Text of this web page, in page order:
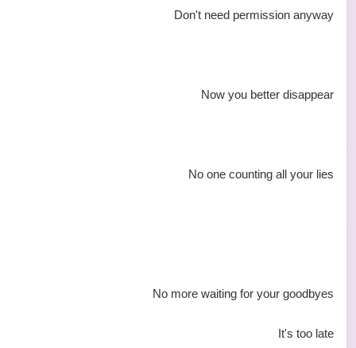
Don't need permission anyway
Now you better disappear
No one counting all your lies
No more waiting for your goodbyes
It's too late